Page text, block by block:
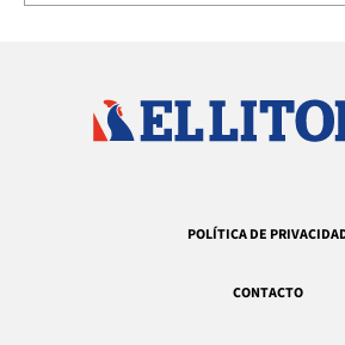
POLÍTICA DE
CONTACTO